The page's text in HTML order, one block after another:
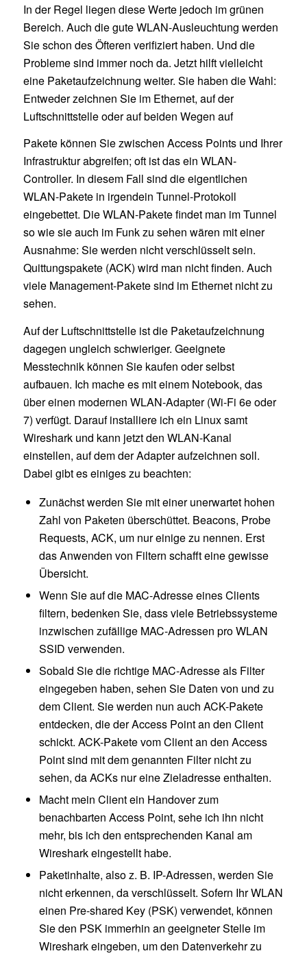
In der Regel liegen diese Werte jedoch im grünen
Bereich. Auch die gute WLAN-Ausleuchtung werden
Sie schon des Öfteren verifiziert haben. Und die
Probleme sind immer noch da. Jetzt hilft vielleicht
eine Paketaufzeichnung weiter. Sie haben die Wahl:
Entweder zeichnen Sie im Ethernet, auf der
Luftschnittstelle oder auf beiden Wegen auf
Pakete können Sie zwischen Access Points und Ihrer
Infrastruktur abgreifen; oft ist das ein WLAN-
Controller. In diesem Fall sind die eigentlichen
WLAN-Pakete in irgendein Tunnel-Protokoll
eingebettet. Die WLAN-Pakete findet man im Tunnel
so wie sie auch im Funk zu sehen wären mit einer
Ausnahme: Sie werden nicht verschlüsselt sein.
Quittungspakete (ACK) wird man nicht finden. Auch
viele Management-Pakete sind im Ethernet nicht zu
sehen.
Auf der Luftschnittstelle ist die Paketaufzeichnung
dagegen ungleich schwieriger. Geeignete
Messtechnik können Sie kaufen oder selbst
aufbauen. Ich mache es mit einem Notebook, das
über einen modernen WLAN-Adapter (Wi-Fi 6e oder
7) verfügt. Darauf installiere ich ein Linux samt
Wireshark und kann jetzt den WLAN-Kanal
einstellen, auf dem der Adapter aufzeichnen soll.
Dabei gibt es einiges zu beachten:
Zunächst werden Sie mit einer unerwartet hohen
Zahl von Paketen überschüttet. Beacons, Probe
Requests, ACK, um nur einige zu nennen. Erst
das Anwenden von Filtern schafft eine gewisse
Übersicht.
Wenn Sie auf die MAC-Adresse eines Clients
filtern, bedenken Sie, dass viele Betriebssysteme
inzwischen zufällige MAC-Adressen pro WLAN
SSID verwenden.
Sobald Sie die richtige MAC-Adresse als Filter
eingegeben haben, sehen Sie Daten von und zu
dem Client. Sie werden nun auch ACK-Pakete
entdecken, die der Access Point an den Client
schickt. ACK-Pakete vom Client an den Access
Point sind mit dem genannten Filter nicht zu
sehen, da ACKs nur eine Zieladresse enthalten.
Macht mein Client ein Handover zum
benachbarten Access Point, sehe ich ihn nicht
mehr, bis ich den entsprechenden Kanal am
Wireshark eingestellt habe.
Paketinhalte, also z. B. IP-Adressen, werden Sie
nicht erkennen, da verschlüsselt. Sofern Ihr WLAN
einen Pre-shared Key (PSK) verwendet, können
Sie den PSK immerhin an geeigneter Stelle im
Wireshark eingeben, um den Datenverkehr zu